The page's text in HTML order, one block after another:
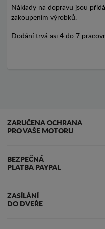
Náklady na dopravu jsou
zakoupením výrobků.
Dodání trvá asi 4 do 7
ZARUČENA OCHRANA
PRO VAŠE MOTORU
BEZPEČNÁ
PLATBA PAYPAL
ZASÍLÁNÍ
DO DVEŘE